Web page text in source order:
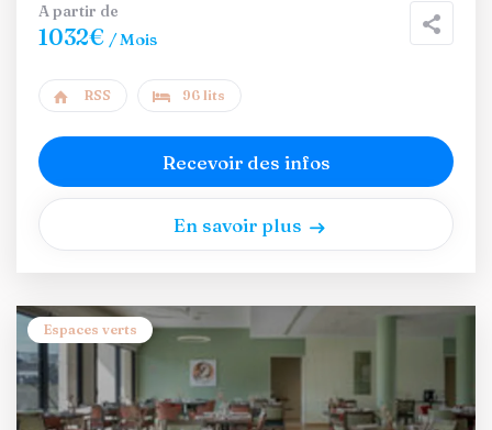
A partir de
1032€ / Mois
RSS 96 lits
Recevoir des infos
En savoir plus
Espaces verts